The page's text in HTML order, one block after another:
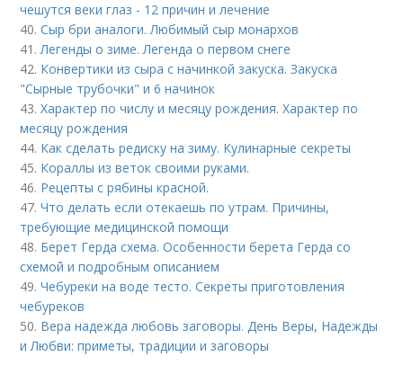
чешутся веки глаз - 12 причин и лечение
40.Сыр бри аналоги. Любимый сыр монархов
41.Легенды о зиме. Легенда о первом снеге
42. Конвертики из сыра с начинкой закуска. Закуска
"Сырные трубочки" и 6 начинок
43.Характер по числу и месяцу рождения. Характер по
месяцу рождения
44. Как сделать редиску на зиму. Кулинарные секреты
45. Кораллы из веток своими руками.
46. Рецепты с рябины красной.
47.Что делать если отекаешь по утрам. Причины,
требующие медицинской помощи
48. Берет Герда схема. Особенности берета Герда со
схемой и подробным описанием
49.Чебуреки на воде тесто. Секреты приготовления
чебуреков
50. Вера надежда любовь заговоры. День Веры, Надежды
и Любви: приметы, традиции и заговоры